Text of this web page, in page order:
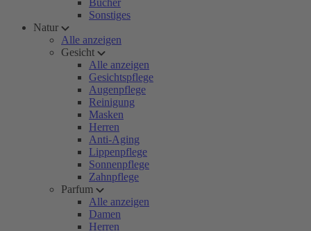
Bücher
Sonstiges
Natur
Alle anzeigen
Gesicht
Alle anzeigen
Gesichtspflege
Augenpflege
Reinigung
Masken
Herren
Anti-Aging
Lippenpflege
Sonnenpflege
Zahnpflege
Parfum
Alle anzeigen
Damen
Herren